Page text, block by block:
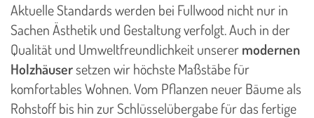
Aktuelle Standards werden bei Fullwood nicht nur in
Sachen Ästhetik und Gestaltung verfolgt. Auch in der
Qualität und Umweltfreundlichkeit unserermodernen
Holzhäusersetzen wir höchste Maßstäbe für
komfortables Wohnen. Vom Pflanzen neuer Bäume als
Rohstoff bis hin zur Schlüsselübergabe für das fertige